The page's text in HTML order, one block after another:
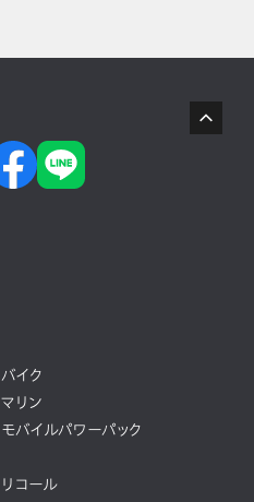
バイク
マリン
モバイルパワーパック
リコール